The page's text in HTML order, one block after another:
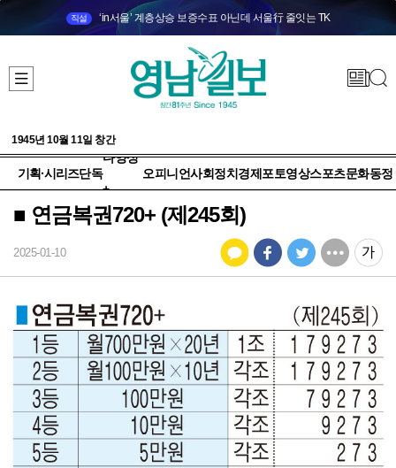
직설 ‘in서울’ 계층상승 보증수표 아닌데 서울行 줄잇는 TK
1945년 10월 11일 창간
기획·시리즈단독
다양성
+
오피니언사회정치 경제 포토영상스포츠문화동정
■ 연금복권720+ (제245회)
2025-01-10